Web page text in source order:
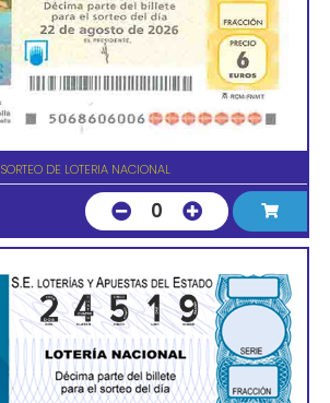
SORTEO DE LOTERIA NACIONAL
0